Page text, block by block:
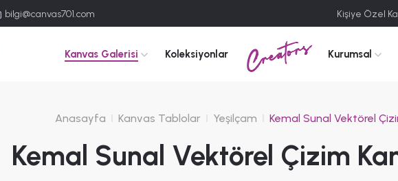
bilgi@canvas701.com Kişiye Özel
Kanvas Galerisi Koleksiyonlar Creators Kurumsal
Anasayfa Kanvas Tablolar Yeşilçam Kemal Sunal Vektörel
Kemal Sunal Vektörel Çizim